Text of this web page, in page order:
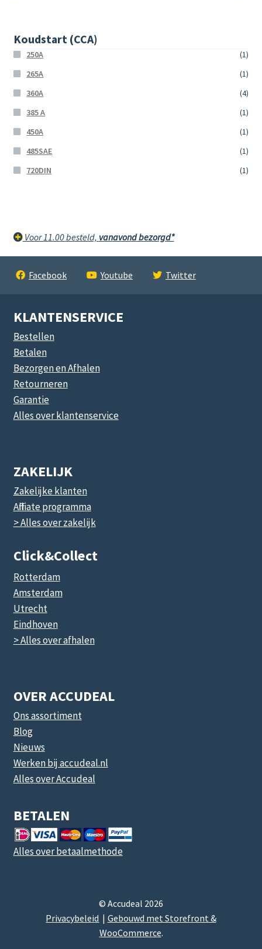
Koudstart (CCA)
250A
(1)
265A
(1)
360A
(4)
385 A
(1)
450A
(1)
485SAE
(1)
720DIN
(1)
Voor 11.00 besteld, vanavond bezorgd*
Facebook Youtube Twitter
KLANTENSERVICE
Bestellen
Betalen
Bezorgen en Afhalen
Retourneren
Garantie
Alles over klantenservice
ZAKELIJK
Zakelijke klanten
Affiliate programma
> Alles over zakelijk
Click&collect
Rotterdam
Amsterdam
Utrecht
Eindhoven
> Alles over afhalen
OVER ACCUDEAL
Ons assortiment
Blog
Nieuws
Werken bij accudeal.nl
Alles over Accudeal
BETALEN
Alles over betaalmethode
© Accudeal 2026
Privacybeleid
Gebouwd met Storefront &
WooCommerce.